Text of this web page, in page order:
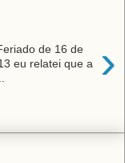
›
de 16 de
eu relatei que a